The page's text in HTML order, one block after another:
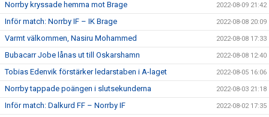
Norrby kryssade hemma mot Brage 2022-08-09 21:42
Inför match: Norrby IF – IK Brage 2022-08-08 20:09
Varmt välkommen, Nasiru Mohammed 2022-08-08 17:33
Bubacarr Jobe lånas ut till Oskarshamn 2022-08-08 12:40
Tobias Edenvik förstärker ledarstaben i A-laget 2022-08-05 16:06
Norrby tappade poängen i slutsekunderna 2022-08-03 21:18
Inför match: Dalkurd FF – Norrby IF 2022-08-02 17:35